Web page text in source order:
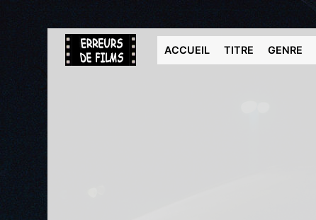
ACCUEIL TITRE GENRE